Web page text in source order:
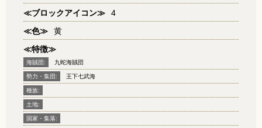
≪ブロックアイコン≫
4
≪色≫
黄
≪特徴≫
海賊団: 九蛇海賊団
勢力・集団: 王下七武海
種族:
土地:
国家・集落: